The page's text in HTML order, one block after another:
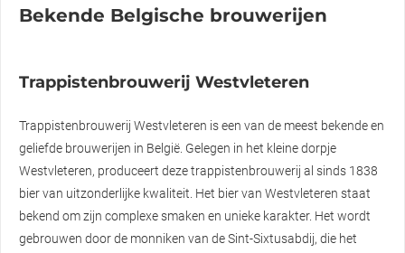
Bekende Belgische brouwerijen
Trappistenbrouwerij Westvleteren
Trappistenbrouwerij Westvleteren is een van de meest bekende en
geliefde brouwerijen in België. Gelegen in het kleine dorpje
Westvleteren, produceert deze trappistenbrouwerij al sinds 1838
bier van uitzonderlijke kwaliteit. Het bier van Westvleteren staat
bekend om zijn complexe smaken en unieke karakter. Het wordt
gebrouwen door de monniken van de Sint-Sixtusabdij, die het